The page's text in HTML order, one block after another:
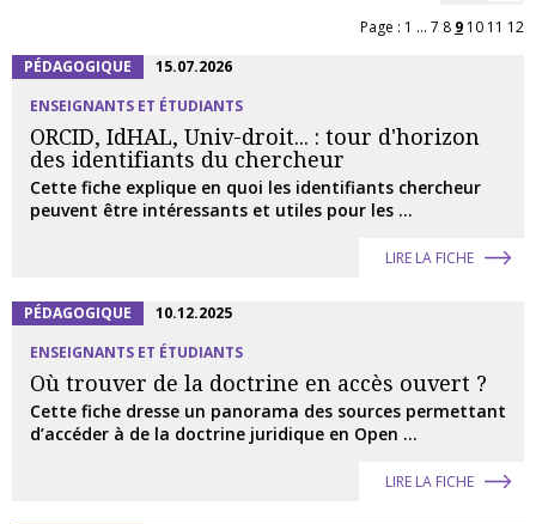
Page : 1 ... 7 8 9 10 11 12
PÉDAGOGIQUE
15.07.2026
ENSEIGNANTS ET ÉTUDIANTS
ORCID, IdHAL, Univ-droit... : tour d'horizon
des identifiants du chercheur
Cette fiche explique en quoi les identifiants chercheur
peuvent être intéressants et utiles pour les ...
LIRE LA FICHE
PÉDAGOGIQUE
10.12.2025
ENSEIGNANTS ET ÉTUDIANTS
Où trouver de la doctrine en accès ouvert ?
Cette fiche dresse un panorama des sources permettant
d’accéder à de la doctrine juridique en Open ...
LIRE LA FICHE